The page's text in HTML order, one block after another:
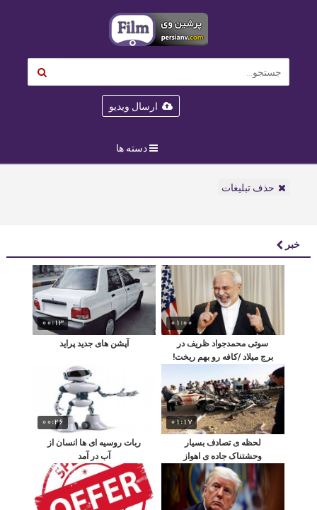
ارسال ویدیو
دسته ها
حذف تبلیغات
خبر
01:00
سوتی محمدجواد ظریف در
برج میلاد /کافه رو بهم ریخت!
00:13
آپشن های جدید پراید
01:17
لحظه ی تصادف بسیار
وحشتناک جاده ی اهواز
00:26
ربات روسیه ای ها انسان از
آب در آمد